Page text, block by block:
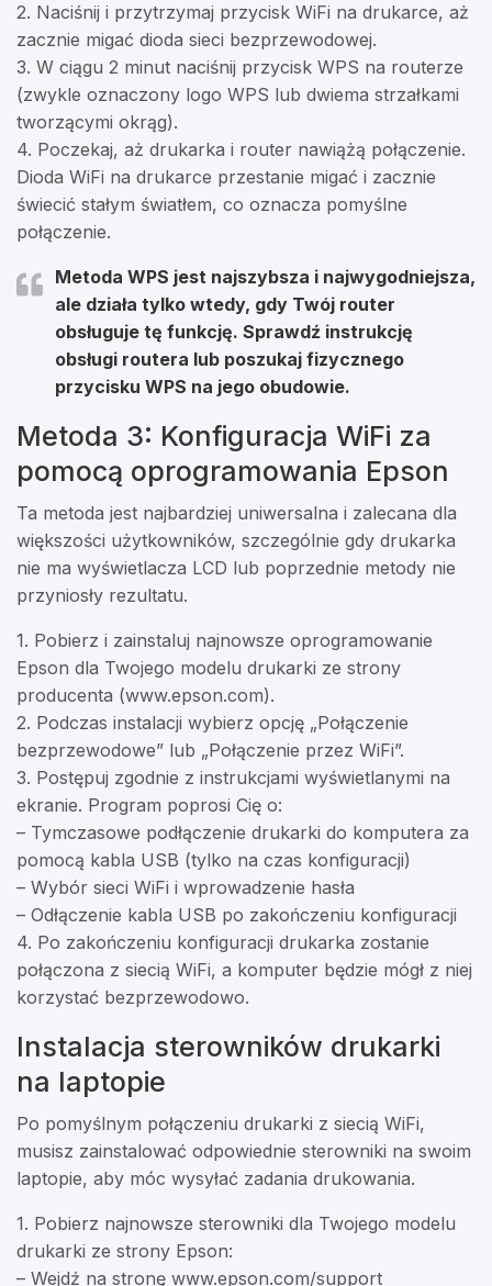
2. Naciśnij i przytrzymaj przycisk WiFi na drukarce, aż
zacznie migać dioda sieci bezprzewodowej.
3. W ciągu 2 minut naciśnij przycisk WPS na routerze
(zwykle oznaczony logo WPS lub dwiema strzałkami
tworzącymi okrąg).
4. Poczekaj, aż drukarka i router nawiążą połączenie.
Dioda WiFi na drukarce przestanie migać i zacznie
świecić stałym światłem, co oznacza pomyślne
połączenie.
Metoda WPS jest najszybsza i najwygodniejsza,
ale działa tylko wtedy, gdy Twój router
obsługuje tę funkcję. Sprawdź instrukcję
obsługi routera lub poszukaj fizycznego
przycisku WPS na jego obudowie.
Metoda 3: Konfiguracja WiFi za
pomocą oprogramowania Epson
Ta metoda jest najbardziej uniwersalna i zalecana dla
większości użytkowników, szczególnie gdy drukarka
nie ma wyświetlacza LCD lub poprzednie metody nie
przyniosły rezultatu.
1. Pobierz i zainstaluj najnowsze oprogramowanie
Epson dla Twojego modelu drukarki ze strony
producenta (www.epson.com).
2. Podczas instalacji wybierz opcję „Połączenie
bezprzewodowe” lub „Połączenie przez WiFi”.
3. Postępuj zgodnie z instrukcjami wyświetlanymi na
ekranie. Program poprosi Cię o:
– Tymczasowe podłączenie drukarki do komputera za
pomocą kabla USB (tylko na czas konfiguracji)
– Wybór sieci WiFi i wprowadzenie hasła
– Odłączenie kabla USB po zakończeniu konfiguracji
4. Po zakończeniu konfiguracji drukarka zostanie
połączona z siecią WiFi, a komputer będzie mógł z niej
korzystać bezprzewodowo.
Instalacja sterowników drukarki
na laptopie
Po pomyślnym połączeniu drukarki z siecią WiFi,
musisz zainstalować odpowiednie sterowniki na swoim
laptopie, aby móc wysyłać zadania drukowania.
1. Pobierz najnowsze sterowniki dla Twojego modelu
drukarki ze strony Epson:
– Wejdź na stronę www.epson.com/support